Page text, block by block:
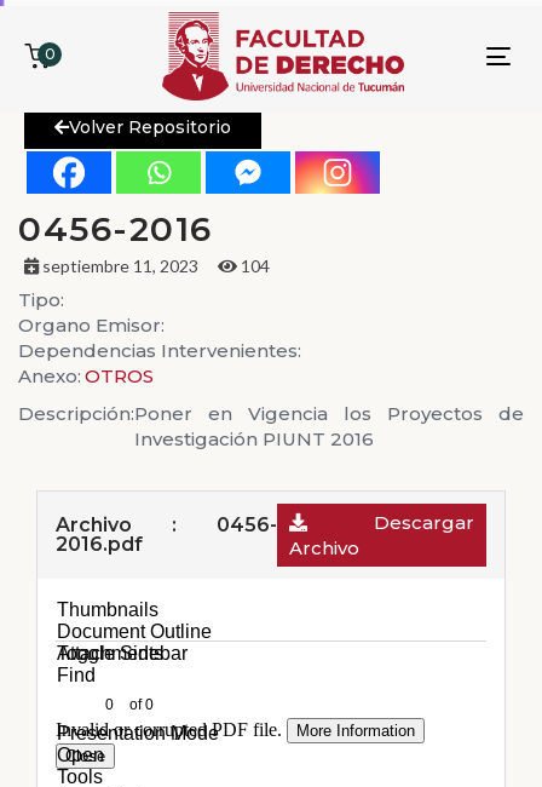
0
Volver Repositorio
0456-2016
septiembre 11, 2023 104
Tipo:
Organo Emisor:
Dependencias Intervenientes:
Anexo: OTROS
Descripción:Poner en Vigencia los Proyectos de
Investigación PIUNT 2016
Archivo : 0456-
2016.pdf
Descargar
Archivo